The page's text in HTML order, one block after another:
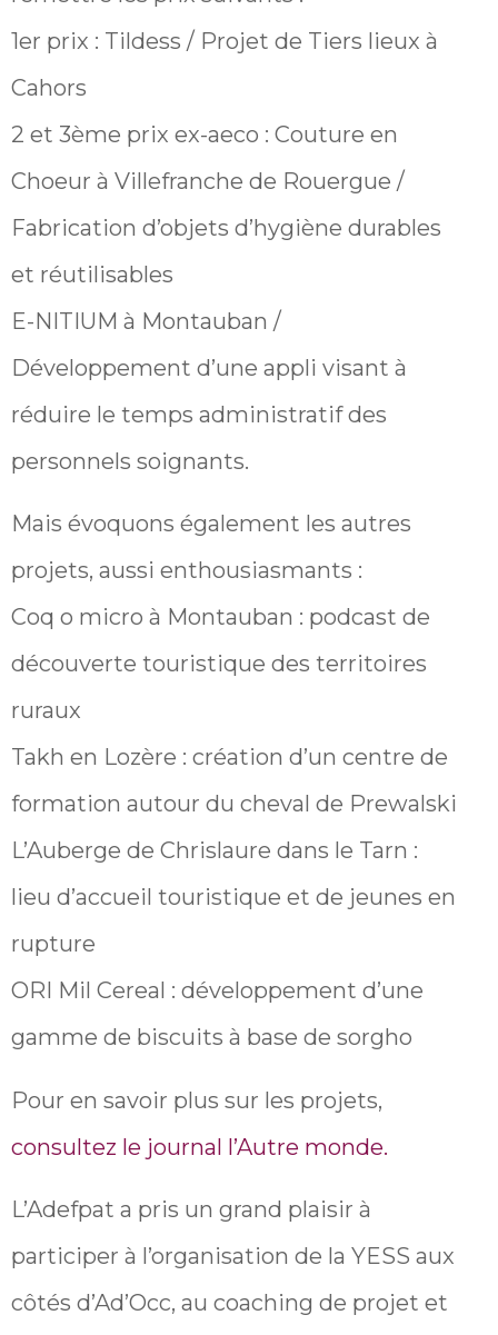
1er prix : Tildess / Projet de Tiers lieux à
Cahors
2 et 3ème prix ex-aeco : Couture en
Choeur à Villefranche de Rouergue /
Fabrication d’objets d’hygiène durables
et réutilisables
E-NITIUM à Montauban /
Développement d’une appli visant à
réduire le temps administratif des
personnels soignants.
Mais évoquons également les autres
projets, aussi enthousiasmants :
Coq o micro à Montauban : podcast de
découverte touristique des territoires
ruraux
Takh en Lozère : création d’un centre de
formation autour du cheval de Prewalski
L’Auberge de Chrislaure dans le Tarn :
lieu d’accueil touristique et de jeunes en
rupture
ORI Mil Cereal : développement d’une
gamme de biscuits à base de sorgho
Pour en savoir plus sur les projets,
consultez le journal l’Autre monde.
L’Adefpat a pris un grand plaisir à
participer à l’organisation de la YESS aux
côtés d’Ad’Occ, au coaching de projet et